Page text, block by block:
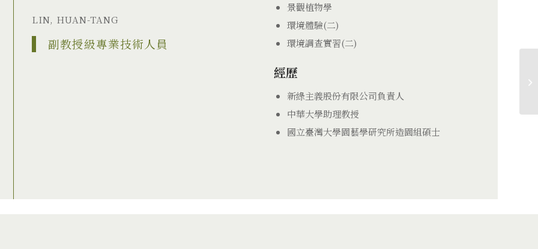
LIN, HUAN-TANG
副教授級專業技術人員
景觀植物學
環境體驗(二)
環境調查實習(二)
經歷
新綠主義股份有限公司負責人
中華大學助理教授
國立臺灣大學園藝學研究所造園組碩士